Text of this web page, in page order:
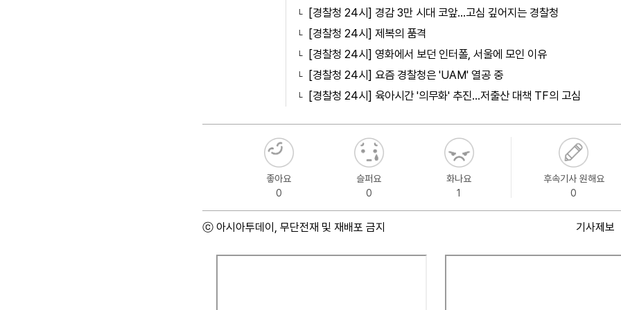
[경찰청 24시] 경감 3만 시대 코앞…고심 깊어지는 경찰청
[경찰청 24시] 제복의 품격
[경찰청 24시] 영화에서 보던 인터폴, 서울에 모인 이유
[경찰청 24시] 요즘 경찰청은 'UAM' 열공 중
[경찰청 24시] 육아시간 '의무화' 추진…저출산 대책 TF의 고심
좋아요
0
슬퍼요
0
화나요
1
후속기사 원해요
0
ⓒ 아시아투데이, 무단전재 및 재배포 금지 기사제보